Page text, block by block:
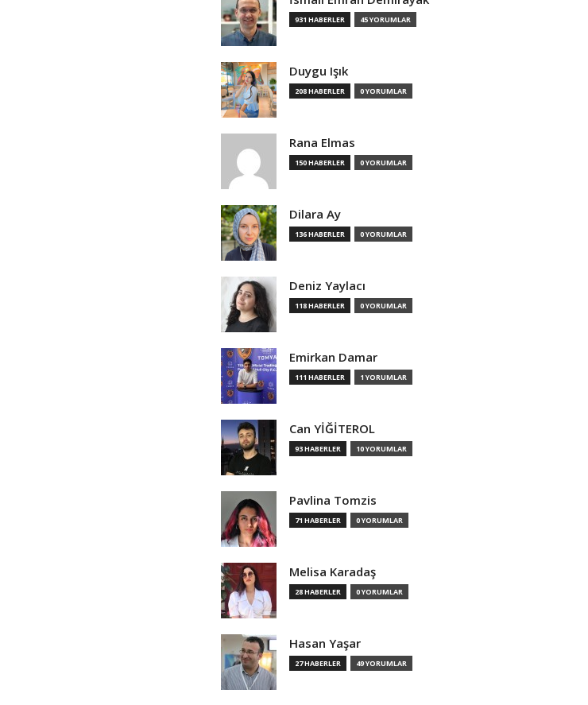
931 HABERLER 45 YORUMLAR
Duygu Işık
208 HABERLER 0 YORUMLAR
Rana Elmas
150 HABERLER 0 YORUMLAR
Dilara Ay
136 HABERLER 0 YORUMLAR
Deniz Yaylacı
118 HABERLER 0 YORUMLAR
Emirkan Damar
111 HABERLER 1 YORUMLAR
Can YİĞİTEROL
93 HABERLER 10 YORUMLAR
Pavlina Tomzis
71 HABERLER 0 YORUMLAR
Melisa Karadaş
28 HABERLER 0 YORUMLAR
Hasan Yaşar
27 HABERLER 49 YORUMLAR